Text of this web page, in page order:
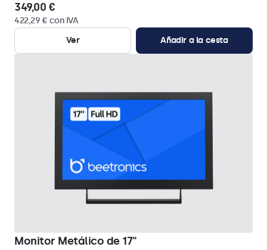
349,00 €
422,29 € con IVA
Ver
Añadir a la cesta
Monitor Metálico de 17"